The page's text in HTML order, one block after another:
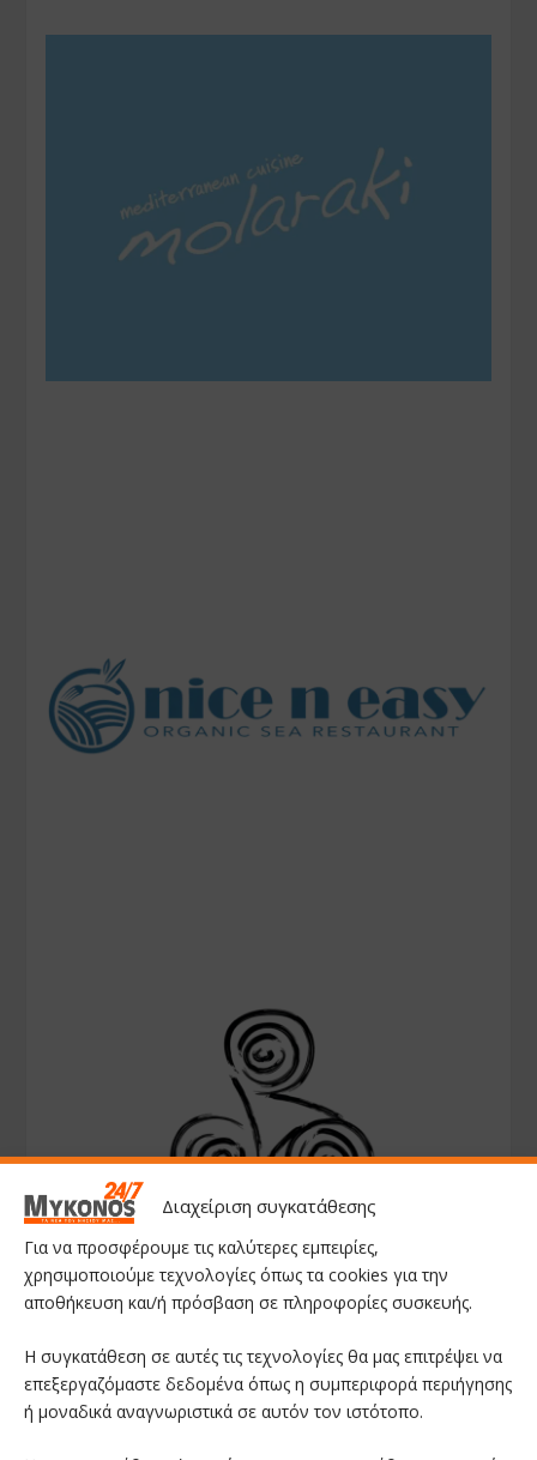
Διαχείριση συγκατάθεσης
Για να προσφέρουμε τις καλύτερες εμπειρίες,
χρησιμοποιούμε τεχνολογίες όπως τα cookies για την
αποθήκευση και/ή πρόσβαση σε πληροφορίες συσκευής.
Η συγκατάθεση σε αυτές τις τεχνολογίες θα μας επιτρέψει να
επεξεργαζόμαστε δεδομένα όπως η συμπεριφορά περιήγησης
ή μοναδικά αναγνωριστικά σε αυτόν τον ιστότοπο.